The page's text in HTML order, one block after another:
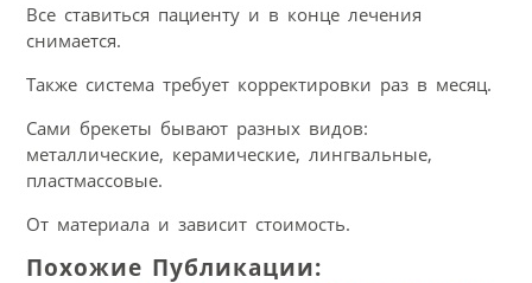
Все ставиться пациенту и в конце лечения
снимается.
Также система требует корректировки раз в месяц.
Сами брекеты бывают разных видов:
металлические, керамические, лингвальные,
пластмассовые.
От материала и зависит стоимость.
Похожие Публикации: